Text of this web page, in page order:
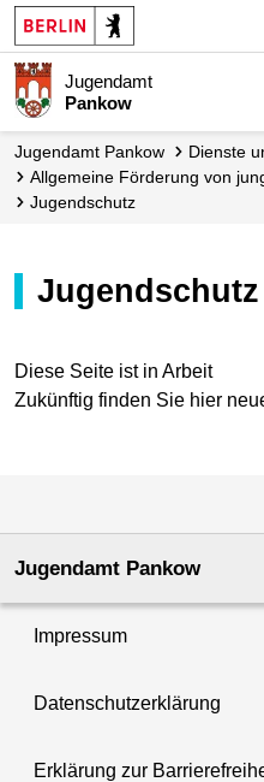
Jugendamt
Pankow
Jugendamt Pankow
Dienste
Allgemeine Förderung von
Jugendschutz
Jugendschutz
Diese Seite ist in Arbeit
Zukünftig finden Sie hier
Jugendamt Pankow
Impressum
Datenschutzerklärung
Erklärung zur